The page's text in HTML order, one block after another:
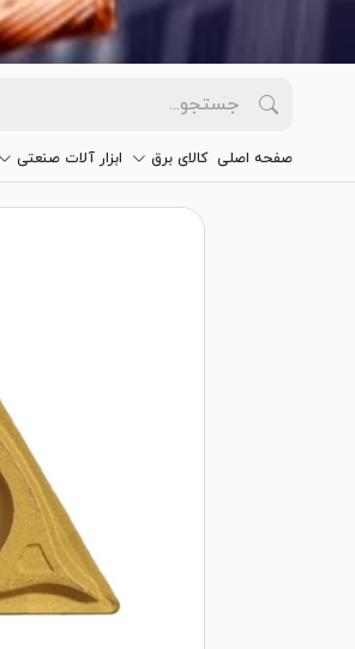
صفحه اصلی کالای برق ابزار آلات صنعتی